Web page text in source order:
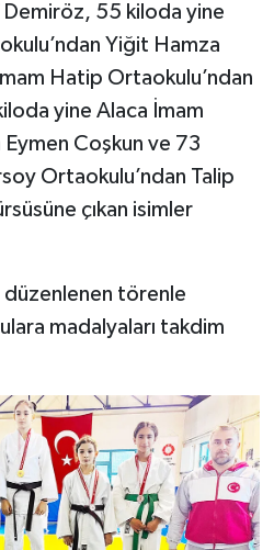
Demiröz, 55 kiloda yine
Yiğit Hamza
Hatip Ortaokulu’ndan
yine Alaca İmam
Coşkun ve 73
Ortaokulu’ndan Talip
çıkan isimler
düzenlenen törenle
madalyaları takdim